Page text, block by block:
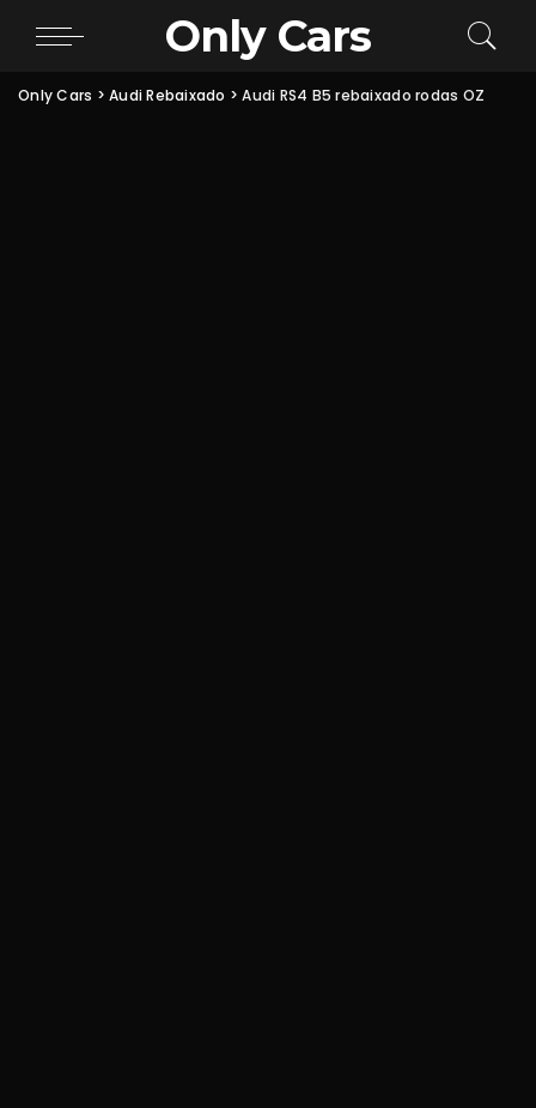
Only Cars
Only Cars >Audi Rebaixado >Audi RS4 B5 rebaixado rodas OZ